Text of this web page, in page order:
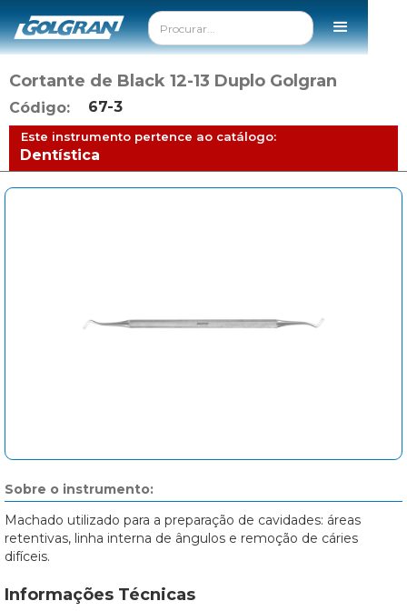
Cortante de Black 12-13 Duplo Golgran
Código: 67-3
Este instrumento pertence ao catálogo:
Dentística
Sobre o instrumento:
Machado utilizado para a preparação de cavidades: áreas
retentivas, linha interna de ângulos e remoção de cáries
difíceis.
Informações Técnicas